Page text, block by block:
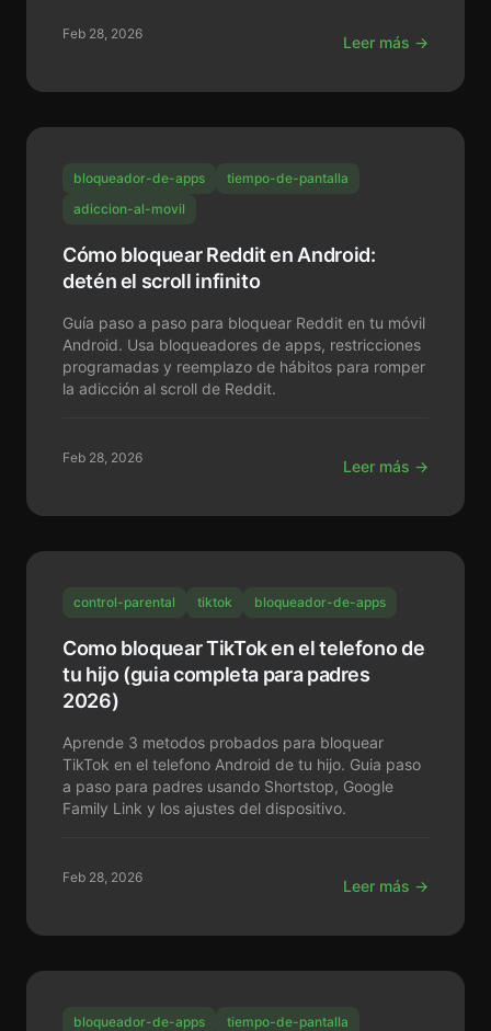
Feb 28, 2026 Leer más →
bloqueador-de-apps
tiempo-de-pantalla
adiccion-al-movil
Cómo bloquear Reddit en Android:
detén el scroll infinito
Guía paso a paso para bloquear Reddit en tu móvil
Android. Usa bloqueadores de apps, restricciones
programadas y reemplazo de hábitos para romper
la adicción al scroll de Reddit.
Feb 28, 2026 Leer más →
control-parental tiktok bloqueador-de-apps
Como bloquear TikTok en el telefono de
tu hijo (guia completa para padres
2026)
Aprende 3 metodos probados para bloquear
TikTok en el telefono Android de tu hijo. Guia paso
a paso para padres usando Shortstop, Google
Family Link y los ajustes del dispositivo.
Feb 28, 2026 Leer más →
bloqueador-de-apps
tiempo-de-pantalla